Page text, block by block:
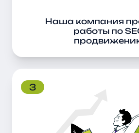
удерживать его на этом уровне в
необходимого уровня.
Свернуть
текст
Наша компания
работы по
3